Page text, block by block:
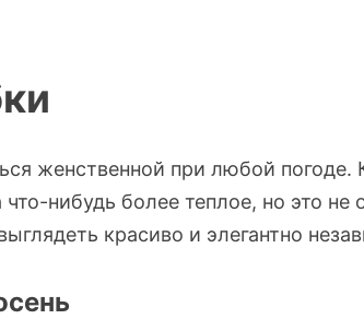
женственной при любой погоде.
нибудь более теплое, но это
красиво и элегантно